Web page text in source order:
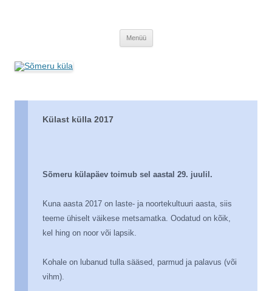
Menüü
Külast külla 2017
Sõmeru külapäev toimub sel aastal 29. juulil.
Kuna aasta 2017 on laste- ja noortekultuuri aasta, siis
teeme ühiselt väikese metsamatka. Oodatud on kõik,
kel hing on noor või lapsik.
Kohale on lubanud tulla sääsed, parmud ja palavus (või
vihm).